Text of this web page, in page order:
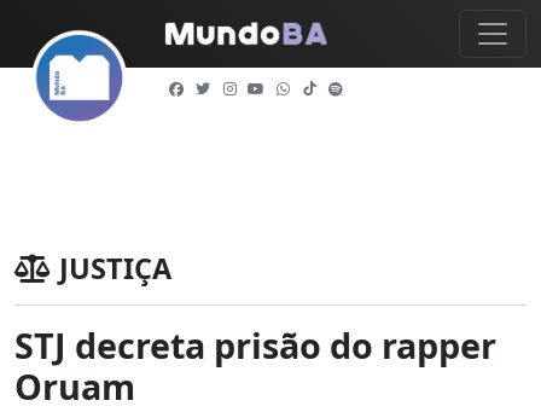
JUSTIÇA
STJ decreta prisão do rapper
Oruam